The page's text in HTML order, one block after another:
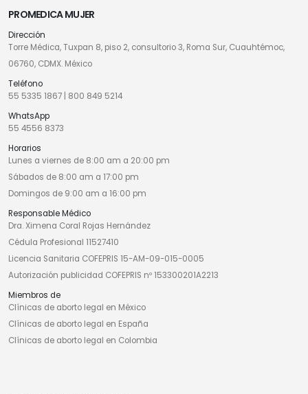
PROMEDICA MUJER
Dirección
Torre Médica, Tuxpan 8, piso 2, consultorio 3, Roma Sur, Cuauhtémoc,
06760, CDMX. México
Teléfono
55 5335 1867
800 849 5214
WhatsApp
55 4556 8373
Horarios
Lunes a viernes de 8:00 am a 20:00 pm
Sábados de 8:00 am a 17:00 pm
Domingos de 9:00 am a 16:00 pm
Responsable Médico
Dra. Ximena Coral Rojas Hernández
Cédula Profesional 11527410
Licencia Sanitaria COFEPRIS 15-AM-09-015-0005
Autorización publicidad COFEPRIS nº 153300201A2213
Miembros de
Clínicas de aborto legal en México
Clínicas de aborto legal en España
Clínicas de aborto legal en Colombia